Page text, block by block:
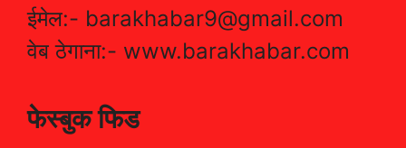
ईमेल:- barakhabar9@gmail.com
वेब ठेगाना:- www.barakhabar.com
फेस्बुक फिड